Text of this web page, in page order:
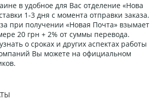
в удобное для Вас отделение «Нова
1-3 дня с момента отправки заказа.
при получении «Новая Почта» взымает
20 грн + 2% от суммы перевода.
о сроках и других аспектах работы
Вы можете на официальном